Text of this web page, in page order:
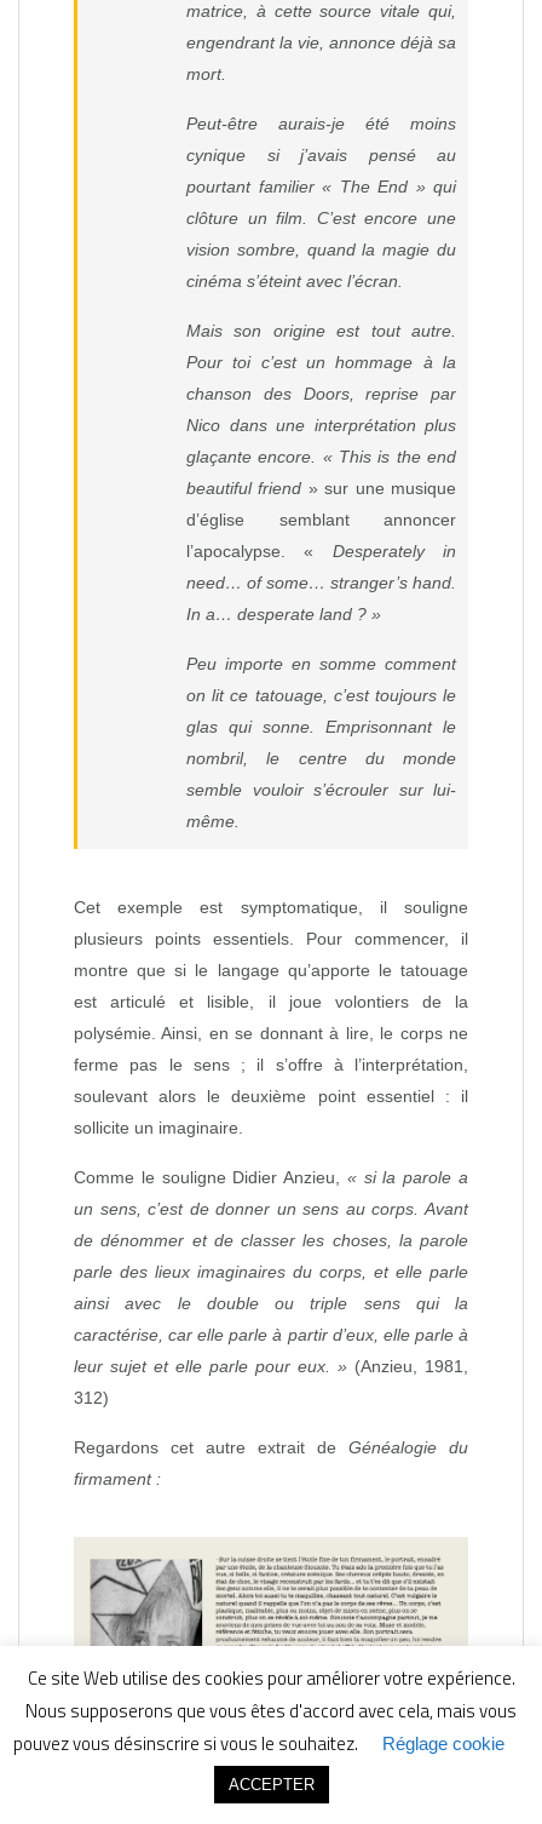
matrice, à cette source vitale qui,
engendrant la vie, annonce déjà sa
mort.
Peut-être aurais-je été moins
cynique si j’avais pensé au
pourtant familier « The End » qui
clôture un film. C’est encore une
vision sombre, quand la magie du
cinéma s’éteint avec l’écran.
Mais son origine est tout autre.
Pour toi c’est un hommage à la
chanson des Doors, reprise par
Nico dans une interprétation plus
glaçante encore. « This is the end
beautiful friend » sur une musique
d’église semblant annoncer
l’apocalypse. « Desperately in
need… of some… stranger’s hand.
In a… desperate land ? »
Peu importe en somme comment
on lit ce tatouage, c’est toujours le
glas qui sonne. Emprisonnant le
nombril, le centre du monde
semble vouloir s’écrouler sur lui-
même.
Cet exemple est symptomatique, il souligne
plusieurs points essentiels. Pour commencer, il
montre que si le langage qu’apporte le tatouage
est articulé et lisible, il joue volontiers de la
polysémie. Ainsi, en se donnant à lire, le corps ne
ferme pas le sens ; il s’offre à l’interprétation,
soulevant alors le deuxième point essentiel : il
sollicite un imaginaire.
Comme le souligne Didier Anzieu, « si la parole a
un sens, c’est de donner un sens au corps. Avant
de dénommer et de classer les choses, la parole
parle des lieux imaginaires du corps, et elle parle
ainsi avec le double ou triple sens qui la
caractérise, car elle parle à partir d’eux, elle parle à
leur sujet et elle parle pour eux. » (Anzieu, 1981,
312)
Regardons cet autre extrait de Généalogie du
firmament :
Ce site Web utilise des cookies pour améliorer votre expérience.
Nous supposerons que vous êtes d'accord avec cela, mais vous
pouvez vous désinscrire si vous le souhaitez.
Réglage cookie
ACCEPTER